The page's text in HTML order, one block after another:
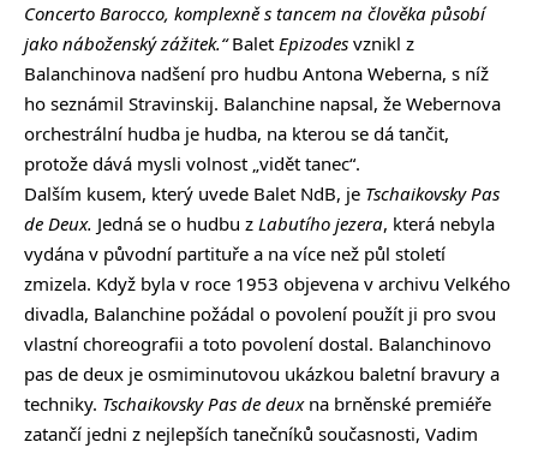
Concerto Barocco, komplexně s tancem na člověka působí
jako náboženský zážitek.“Balet Epizodes vznikl z
Balanchinova nadšení pro hudbu Antona Weberna, s níž
ho seznámil Stravinskij. Balanchine napsal, že Webernova
orchestrální hudba je hudba, na kterou se dá tančit,
protože dává mysli volnost „vidět tanec“.
Dalším kusem, který uvede Balet NdB, je Tschaikovsky Pas
de Deux. Jedná se o hudbu z Labutího jezera, která nebyla
vydána v původní partituře a na více než půl století
zmizela. Když byla v roce 1953 objevena v archivu Velkého
divadla, Balanchine požádal o povolení použít ji pro svou
vlastní choreografii a toto povolení dostal. Balanchinovo
pas de deux je osmiminutovou ukázkou baletní bravury a
techniky. Tschaikovsky Pas de deuxna brněnské premiéře
zatančí jedni z nejlepších tanečníků současnosti, Vadim